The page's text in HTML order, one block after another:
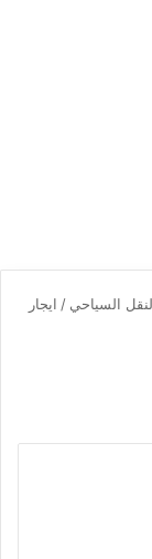
السياحي / ايجار